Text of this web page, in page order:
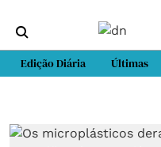
Edição Diária Últimas